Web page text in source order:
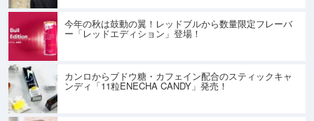
今年の秋は鼓動の翼！レッドブルから数量限定フレーバ
ー「レッドエディション」登場！
カンロからブドウ糖・カフェイン配合のスティックキャ
ンディ「11粒ENECHA CANDY」発売！